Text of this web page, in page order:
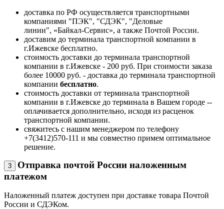
доставка по РФ осуществляется транспортными
компаниями "ПЭК", "СДЭК", "Деловые
линии", «Байкал-Сервис», а также Почтой России.
доставим до терминала транспортной компании в
г.Ижевске бесплатно.
стоимость доставки до терминала транспортной
компании в г.Ижевске - 200 руб. При стоимости заказа
более 10000 руб. - доставка до терминала транспортной
компании бесплатно.
стоимость доставки от терминала транспортной
компании в г.Ижевске до терминала в Вашем городе --
оплачивается дополнительно, исходя из расценок
транспортной компании.
свяжитесь с нашим менеджером по телефону
+7(3412)570-111 и мы совместно примем оптимальное
решение.
3
Отправка почтой России наложенным
платежом
Наложенный платеж доступен при доставке товара Почтой
России и СДЭКом.